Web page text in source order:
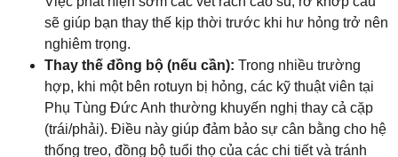
sẽ giúp bạn thay thế kịp thời trước khi hư hỏng trở nên
nghiêm trọng.
Thay thế đồng bộ (nếu cần): Trong nhiều trường
hợp, khi một bên rotuyn bị hỏng, các kỹ thuật viên tại
Phụ Tùng Đức Anh thường khuyến nghị thay cả cặp
(trái/phải). Điều này giúp đảm bảo sự cân bằng cho hệ
thống treo, đồng bộ tuổi thọ của các chi tiết và tránh